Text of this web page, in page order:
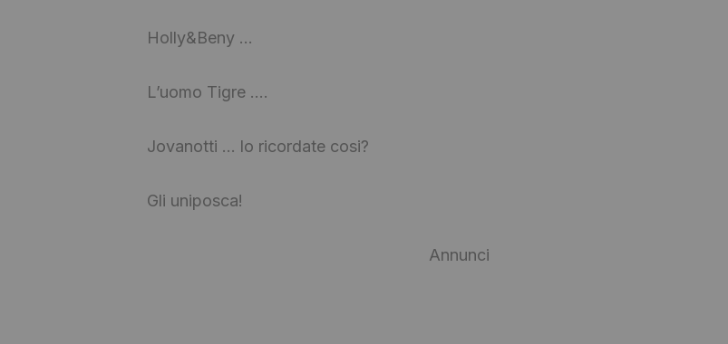
Holly&Beny …
L’uomo Tigre ….
Jovanotti … lo ricordate cosi?
Gli uniposca!
Annunci